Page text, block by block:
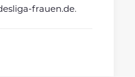
frauen.de.